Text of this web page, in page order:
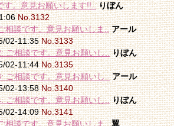
す。意見お願いします!!.. りぼん
No.3132
相談です。意見お願いしま.. アール
02-11:35No.3133
ご相談です。意見お願いし.. りぼん
02-11:44No.3135
ご相談です。意見お願いし.. アール
02-13:58No.3140
ご相談です。意見お願いし.. りぼん
02-14:09No.3141
相談です。意見お願いしま.. 翼